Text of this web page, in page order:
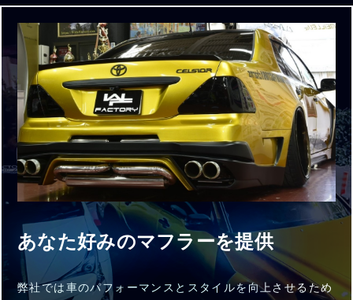
あなた好みのマフラーを提供
弊社では車のパフォーマンスとスタイルを向上させるため